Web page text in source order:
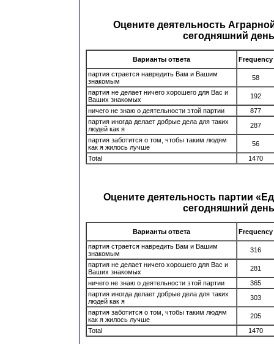
Оцените деятельность
сегодняшний день
Варианты ответа
Frequency
партия страется навредить Вам и Вашим
знакомым
58
партия не делает ничего хорошего для Вас и
Ваших знакомых
192
ничего не знаю о деятельности этой партии
877
партия иногда делает добрые дела для таких
людей как я
287
партия заботится о том, чтобы таким людям
как я жилось лучше
56
Total
1470
Оцените деятельность партии
сегодняшний день
Варианты ответа
Frequency
партия страется навредить Вам и Вашим
знакомым
316
партия не делает ничего хорошего для Вас и
Ваших знакомых
281
ничего не знаю о деятельности этой партии
365
партия иногда делает добрые дела для таких
людей как я
303
партия заботится о том, чтобы таким людям
как я жилось лучше
205
Total
1470